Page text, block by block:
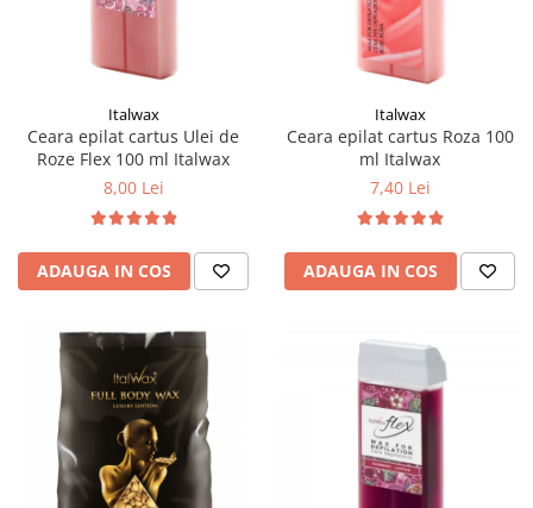
Pasta de Zahar
Produse Dupa Epilare
Produse Inainte de Epilare
Scrub pentru Corp
Vopsea de Par
Italwax
Ceara epilat cartus Ulei de
Roze Flex 100 ml Italwax
8,00 Lei
ADAUGA IN COS
Italwax
Ceara epilat cartus Roza 100
ml Italwax
7,40 Lei
ADAUGA IN COS